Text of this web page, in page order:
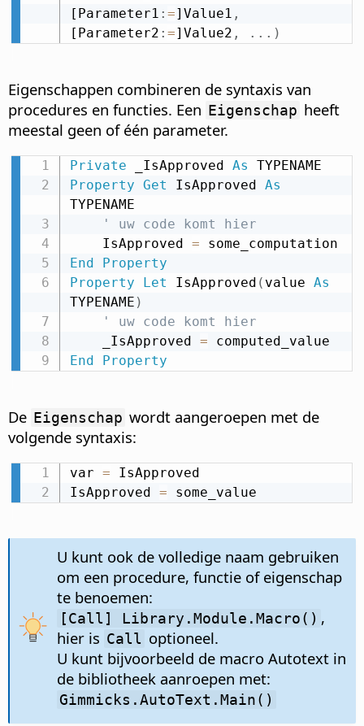
[Parameter1 : =]Value1 ,
[Parameter2 : =]Value2 , . . . )
Eigenschappen combineren de syntaxis van
procedures en functies. Een Eigenschap heeft
meestal geen of één parameter.
Private _IsApproved As
Property Get IsApproved As
TYPENAME
' uw code komt hier
    IsApproved
=
End
Property
Property
Let IsApproved ( value As
TYPENAME )
' uw code komt hier
    _IsApproved
=
End
Property
De Eigenschap wordt aangeroepen met de
volgende syntaxis:
var = IsApproved
IsApproved = some_value
U kunt ook de volledige naam gebruiken
om een procedure, functie of eigenschap
te benoemen:
[Call] Library.Module.Macro() ,
hier is Call optioneel.
U kunt bijvoorbeeld de macro Autotext in
de bibliotheek aanroepen met:
Gimmicks.AutoText.Main()